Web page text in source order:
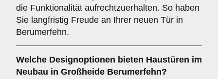
die Funktionalität aufrechtzuerhalten. So haben
Sie langfristig Freude an Ihrer neuen Tür in
Berumerfehn.
Welche Designoptionen bieten Haustüren im
Neubau in Großheide Berumerfehn?